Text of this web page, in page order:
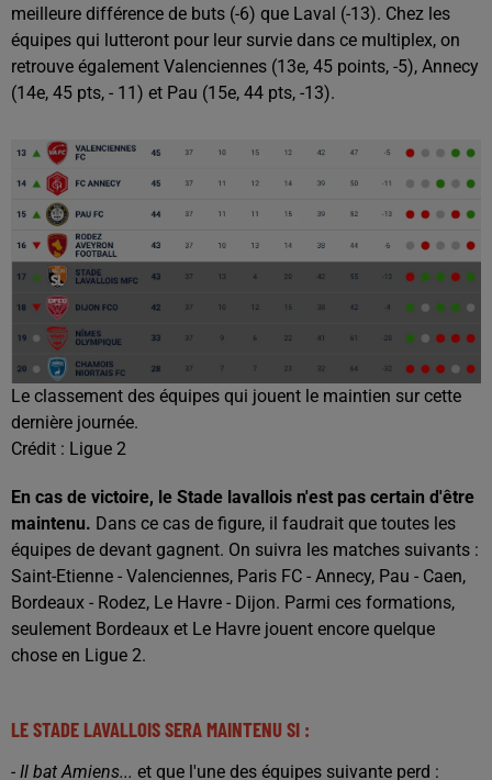
meilleure différence de buts (-6) que Laval (-13). Chez les
équipes qui lutteront pour leur survie dans ce multiplex, on
retrouve également Valenciennes (13e, 45 points, -5), Annecy
(14e, 45 pts, - 11) et Pau (15e, 44 pts, -13).
Le classement des équipes qui jouent le maintien sur cette
dernière journée.
Crédit : Ligue 2
En cas de victoire, le Stade lavallois n'est pas certain d'être
maintenu. Dans ce cas de figure, il faudrait que toutes les
équipes de devant gagnent. On suivra les matches suivants :
Saint-Etienne - Valenciennes, Paris FC - Annecy, Pau - Caen,
Bordeaux - Rodez, Le Havre - Dijon. Parmi ces formations,
seulement Bordeaux et Le Havre jouent encore quelque
chose en Ligue 2.
LE STADE LAVALLOIS SERA MAINTENU SI :
- Il bat Amiens... et que l'une des équipes suivante perd :